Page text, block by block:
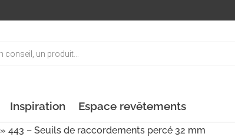
Inspiration Espace revêtements
» 443 – Seuils de raccordements percé 32 mm